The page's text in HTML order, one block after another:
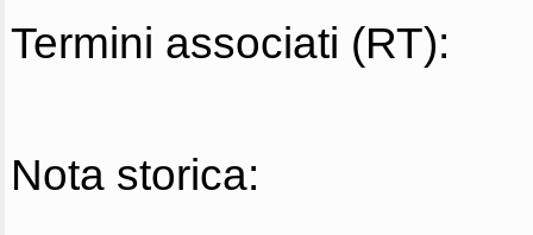
Termini associati (RT):
Nota storica: